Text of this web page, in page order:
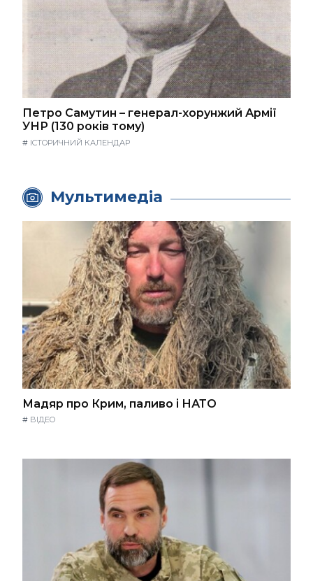
Петро Самутин – генерал-хорунжий Армії
УНР (130 років тому)
# ІСТОРИЧНИЙ КАЛЕНДАР
Мультимедіа
Мадяр про Крим, паливо і НАТО
# ВІДЕО